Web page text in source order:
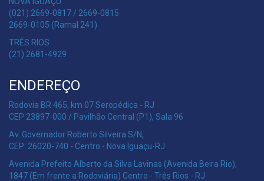
(021) 2669-0817 / 2669-0815
2669-0105 (Ramal 241)
TRÊS RIOS
(21) 2681-4929
ENDEREÇO
Rodovia BR 465, km 07 Seropédica - RJ
CEP 23897-000 / Pavilhão Central (P1), Sala 96
Av. Governador Roberto Silveira S/N,
CEP: 26020-740 - Centro - Nova Iguaçu-RJ
Avenida Prefeito Alberto da Silva Lavinas (Avenida Beira Rio),
1847 (Em frente a Rodoviária) Centro - Três Rios - RJ